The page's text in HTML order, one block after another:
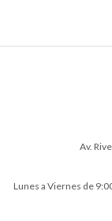
Av.
Lunes a Viernes de